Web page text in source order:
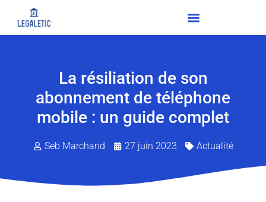
La résiliation de son
abonnement de téléphone
mobile : un guide complet
Seb Marchand 27 juin 2023 Actualité